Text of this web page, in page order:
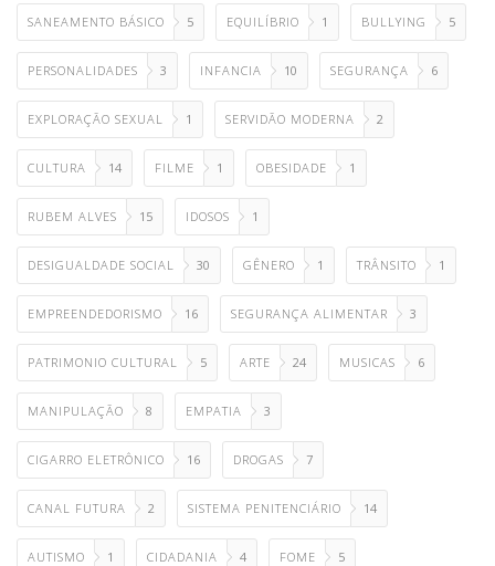
SANEAMENTO BÁSICO 5 EQUILÍBRIO 1 BULLYING 5
PERSONALIDADES 3 INFANCIA 10 SEGURANÇA 6
EXPLORAÇÃO SEXUAL 1 SERVIDÃO MODERNA 2
CULTURA 14 FILME 1 OBESIDADE 1
RUBEM ALVES 15 IDOSOS 1
DESIGUALDADE SOCIAL 30 GÊNERO 1 TRÂNSITO 1
EMPREENDEDORISMO 16 SEGURANÇA ALIMENTAR 3
PATRIMONIO CULTURAL 5 ARTE 24 MUSICAS 6
MANIPULAÇÃO 8 EMPATIA 3
CIGARRO ELETRÔNICO 16 DROGAS 7
CANAL FUTURA 2 SISTEMA PENITENCIÁRIO 14
AUTISMO 1 CIDADANIA 4 FOME 5